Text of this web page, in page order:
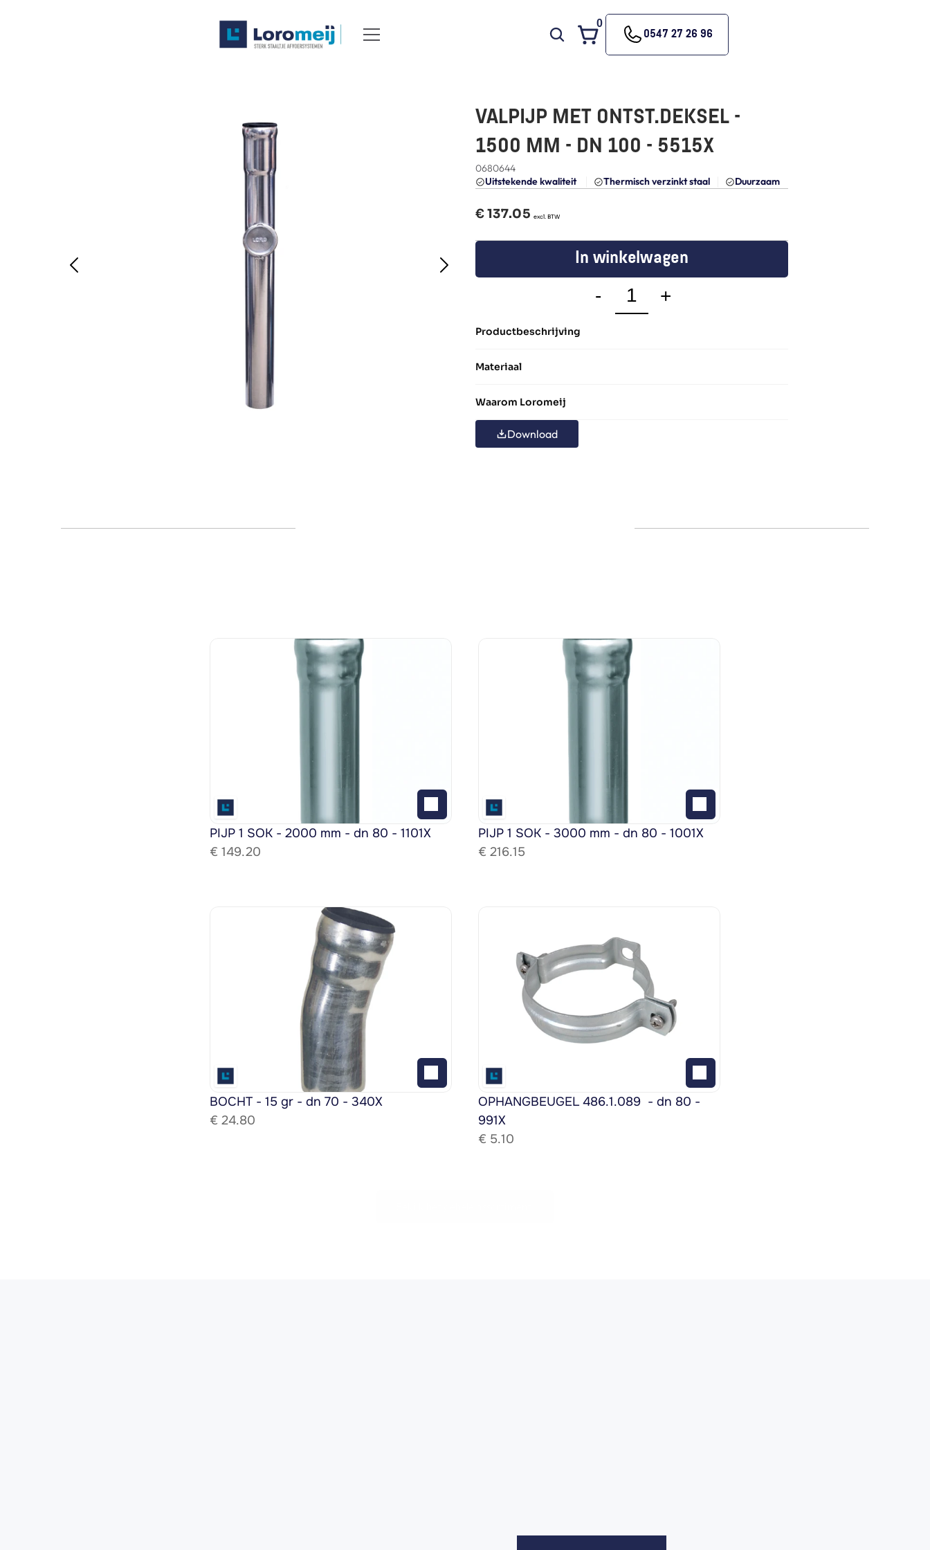
Projecten
Poedercoaten
Over ons
Waarom Loromeij
Downloads
Contact
0
0547 27 26 96
VALPIJP MET ONTST.DEKSEL -
1500 MM - DN 100 - 5515X
0680644
Uitstekende kwaliteit
Thermisch verzinkt staal Duurzaam
€ 137.05
  excl. BTW
In winkelwagen
- +
Productbeschrijving
Materiaal
Waarom Loromeij
Download
PIJP 1 SOK - 2000 mm - dn 80 - 1101X
€ 149.20
PIJP 1 SOK - 3000 mm - dn 80 - 1001X
€ 216.15
BOCHT - 15 gr - dn 70 - 340X
€ 24.80
OPHANGBEUGEL 486.1.089  - dn 80 -
991X
€ 5.10